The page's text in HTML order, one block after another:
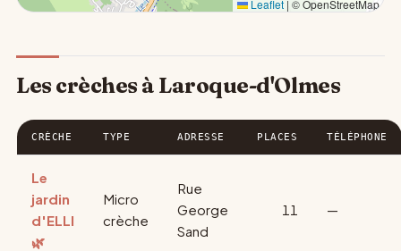
Leaflet | © OpenStreetMap
Les crèches à Laroque-d'Olmes
CRÈCHE TYPE ADRESSE PLACES TÉLÉPHONE
Le
jardin
d'ELLI
🌿
Micro
crèche
Rue
George
Sand
11 —